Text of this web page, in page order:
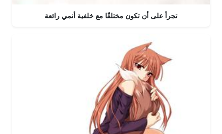
تجرأ على أن تكون مختلفًا مع خلفية أنمي رائعة